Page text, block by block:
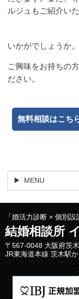
ルジュもご紹介いた
いかがでしょうか。
ご興味をお持ちの
ださい。
無料相談はこち
MENU
「婚活力診断 × 個別設
結婚相談所
〒567-0048 大阪府茨
JR東海道本線 茨木駅